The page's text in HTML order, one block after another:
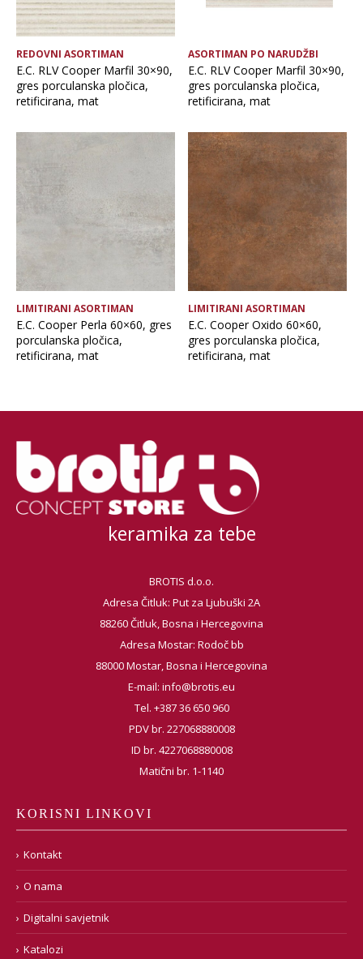
REDOVNI ASORTIMAN
E.C. RLV Cooper Marfil 30×90,
gres porculanska pločica,
retificirana, mat
ASORTIMAN PO NARUDŽBI
E.C. RLV Cooper Marfil 30×90,
gres porculanska pločica,
retificirana, mat
LIMITIRANI ASORTIMAN
E.C. Cooper Perla 60×60, gres
porculanska pločica,
retificirana, mat
LIMITIRANI ASORTIMAN
E.C. Cooper Oxido 60×60,
gres porculanska pločica,
retificirana, mat
keramika za tebe
BROTIS d.o.o.
Adresa Čitluk: Put za Ljubuški 2A
88260 Čitluk, Bosna i Hercegovina
Adresa Mostar: Rodoč bb
88000 Mostar, Bosna i Hercegovina
E-mail: info@brotis.eu
Tel. +387 36 650 960
PDV br. 227068880008
ID br. 4227068880008
Matični br. 1-1140
KORISNI LINKOVI
Kontakt
O nama
Digitalni savjetnik
Katalozi